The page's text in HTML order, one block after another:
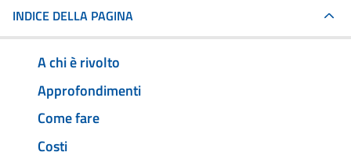
INDICE DELLA PAGINA
A chi è rivolto
Approfondimenti
Come fare
Costi